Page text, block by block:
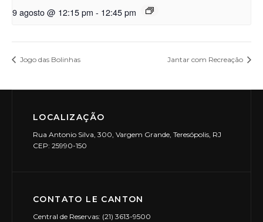
9 agosto @ 12:15 pm - 12:45 pm
Jogo das Bolinhas Jantar com Recreação
LOCALIZAÇÃO
Rua Antonio Silva, 300, Vargem Grande, Teresópolis, RJ
CEP: 25990-150
CONTATO LE CANTON
Central de Reservas: (21) 3613-9500